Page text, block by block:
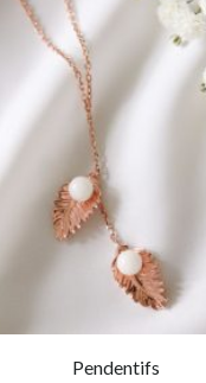
Pendentifs